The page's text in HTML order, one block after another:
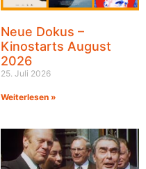
Neue Dokus –
Kinostarts August
2026
25. Juli 2026
Weiterlesen »